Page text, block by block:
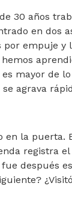
30 años
en dos
empuje y
mayor de
agrava
en la puerta.
registra
después